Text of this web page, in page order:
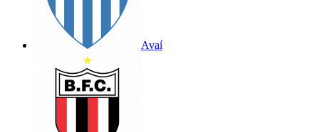
Avaí